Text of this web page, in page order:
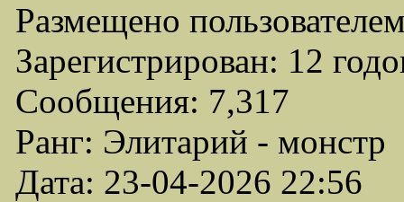
Размещено
Зарегистрирован: 12
Сообщения: 7,317
Ранг: Элитарий - монстр
Дата: 23-04-2026 22:56